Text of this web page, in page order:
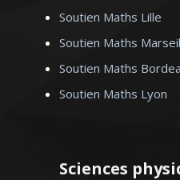
Soutien Maths Lille
Soutien Maths
Soutien Maths
Soutien Maths Lyon
Sciences